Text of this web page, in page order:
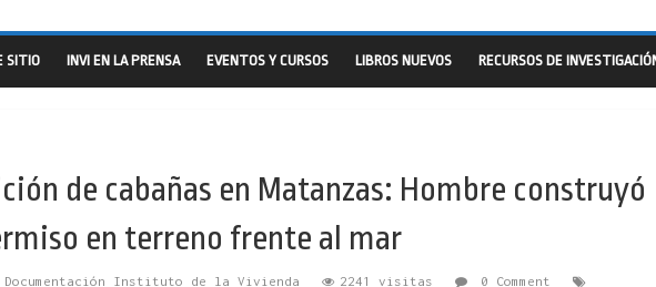
SITIO INVI EN LA PRENSA EVENTOS Y CURSOS LIBROS NUEVOS RECURSOS DE
de cabañas en Matanzas: Hombre construyó
en terreno frente al mar
Documentación Instituto de la Vivienda 2241 visitas 0 Comment